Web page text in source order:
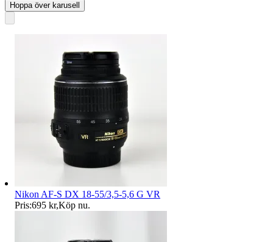
Hoppa över karusell
Nikon AF-S DX 18-55/3,5-5,6 G VR
Pris:695 kr,Köp nu.